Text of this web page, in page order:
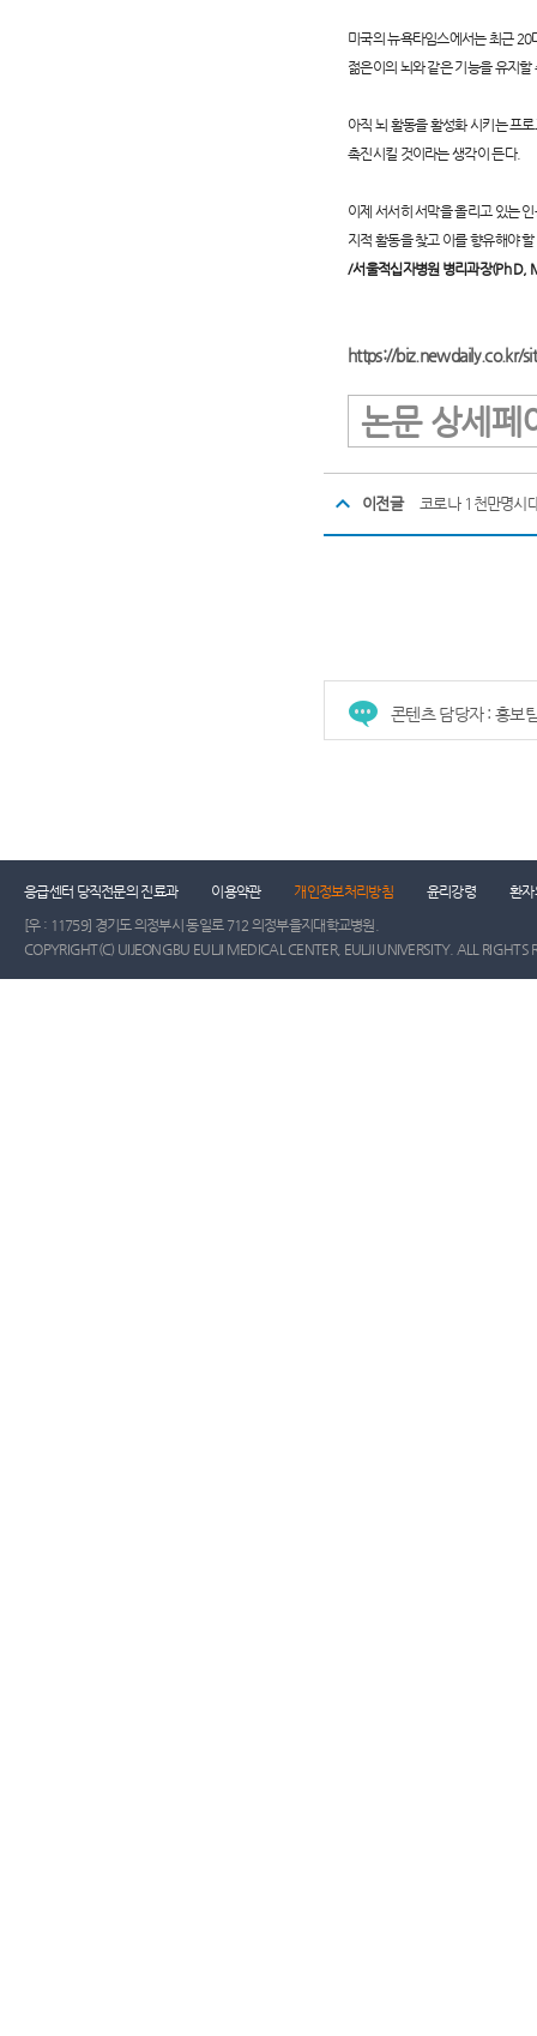
미국의 뉴욕타임스에서는 최근 20
젊은이의 뇌와 같은 기능을 유지
아직 뇌 활동을 활성화 시키는 프
촉진시킬 것이라는 생각이 든다.
이제 서서히 서막을 올리고 있는
지적 활동을 찾고 이를 향유해야
/서울적십자병원 병리과장(Ph D,
https://biz.newdaily.co.kr/
논문 상세페
이전글
콘텐츠 담당자 : 홍보
응급센터 당직전문의 진료과 이용약관 개인정보처리방침 윤리강령
환자
[우 : 11759] 경기도 의정부시 동일로 712 의정부을지대학교병원.
COPYRIGHT(C) UIJEONGBU EULJI MEDICAL CENTER, EULJI UNIVERSITY. ALL RIGHTS